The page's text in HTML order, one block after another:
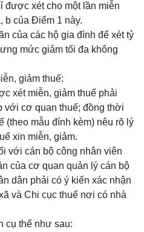
được xét cho một lần miễn
b của Điểm 1 này.
của các hộ gia đình để xét tỷ
mức giảm tối đa không
giảm thuế:
xét miễn, giảm thuế phải
với cơ quan thuế; đồng thời
(theo mẫu đính kèm) nêu rõ lý
xin miễn, giảm.
với cán bộ công nhân viên
của cơ quan quản lý cán bộ
dân phải có ý kiến xác nhận
và Chi cục thuế nơi có nhà
cụ thể như sau: